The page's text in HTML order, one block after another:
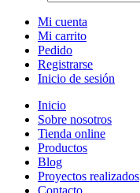
Mi cuenta
Mi carrito
Pedido
Registrarse
Inicio de sesión
Inicio
Sobre nosotros
Tienda online
Productos
Blog
Proyectos realizados
Contacto